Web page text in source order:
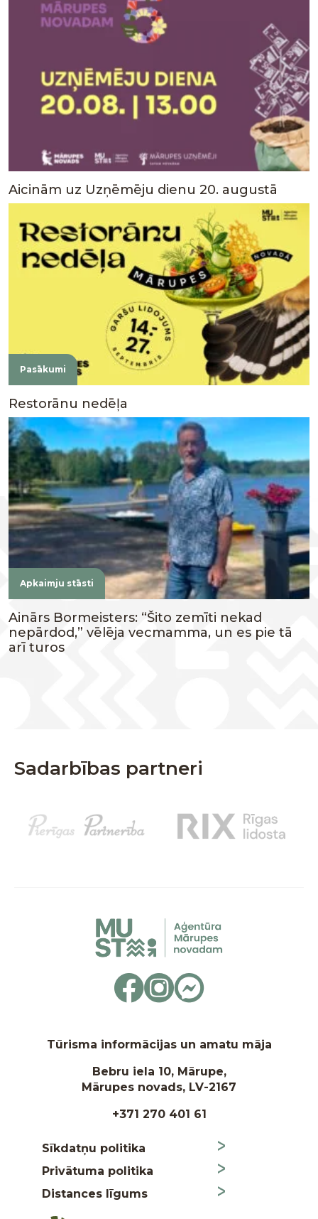
Aicinām uz Uzņēmēju dienu 20. augustā
Pasākumi
Restorānu nedēļa
Apkaimju stāsti
Ainārs Bormeisters: “Šito zemīti nekad
nepārdod,” vēlēja vecmamma, un es pie tā
arī turos
Sadarbības partneri
Tūrisma informācijas un amatu māja
Bebru iela 10, Mārupe,
Mārupes novads, LV-2167
+371 270 401 61
Sīkdatņu politika
Privātuma politika
Distances līgums